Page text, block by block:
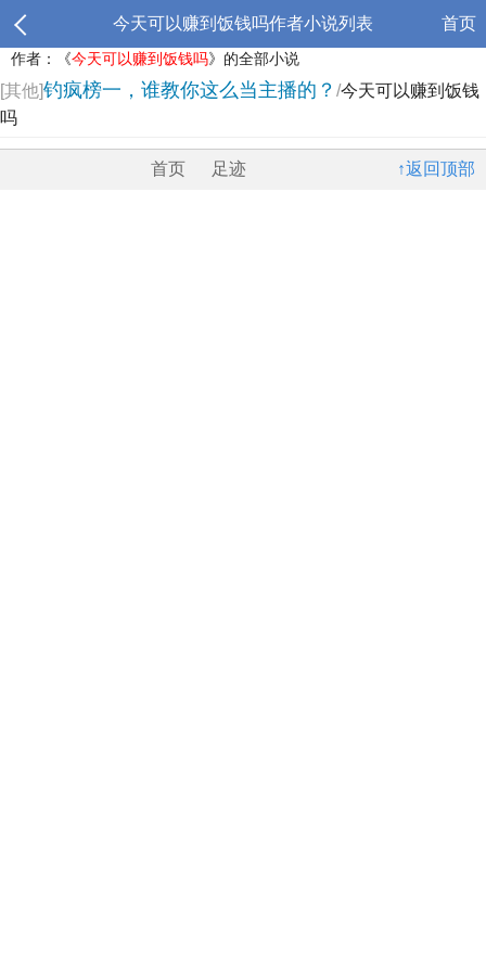
今天可以赚到饭钱吗作者小说列表 首页
作者：《今天可以赚到饭钱吗》的全部小说
[其他]钓疯榜一，谁教你这么当主播的？ /今天可以赚到饭钱
吗
↑返回顶部
首页 足迹